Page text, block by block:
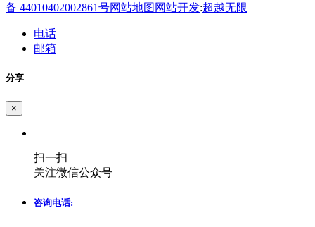
备 44010402002861号网站地图 网站开发:超越无限
电话
邮箱
分享
×
扫一扫
关注微信公众号
咨询电话: